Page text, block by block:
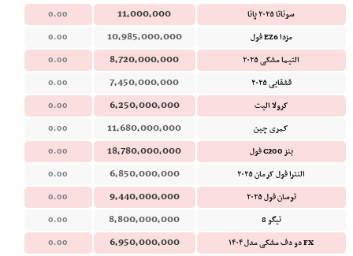
سوناتا ۲۰۲۵ پانا 11,000,000
0.00
مزدا EZ6 فول
10,985,000,000
0.00
التیما مشکی ۲۰۲۵
8,720,000,000
0.00
قشقایی ۲۰۲۵
7,450,000,000
0.00
کرولا الیت
6,250,000,000
0.00
کمری چین
11,680,000,000
0.00
بنز C200 فول
18,780,000,000
0.00
النترا فول کرمان ۲۰۲۵
6,850,000,000
0.00
توسان فول ۲۰۲۵
9,440,000,000
0.00
تیگو 8
8,800,000,000
0.00
FX دو دف مشکی مدل ۱۴۰۴
6,950,000,000
0.00